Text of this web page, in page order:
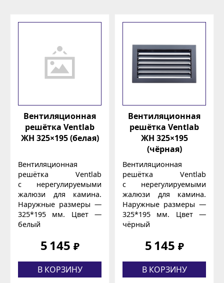
Вентиляционная
решётка Ventlab
ЖН 325×195 (белая)
Вентиляционная
решётка Ventlab
с нерегулируемыми
жалюзи для камина.
Наружные размеры —
325*195 мм. Цвет —
белый
5 145 ₽
В КОРЗИНУ
Вентиляционная
решётка Ventlab
ЖН 325×195
(чёрная)
Вентиляционная
решётка Ventlab
с нерегулируемыми
жалюзи для камина.
Наружные размеры —
325*195 мм. Цвет —
чёрный
5 145 ₽
В КОРЗИНУ